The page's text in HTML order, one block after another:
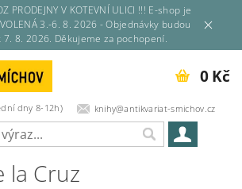
PRODEJNY V KOTEVNÍ ULICI !!! E-shop je
3.-6. 8. 2026 - Objednávky budou
8. 2026. Děkujeme za pochopení.
dny 8-12h) knihy@antikvariat-smichov.cz
0 Kč
la Cruz